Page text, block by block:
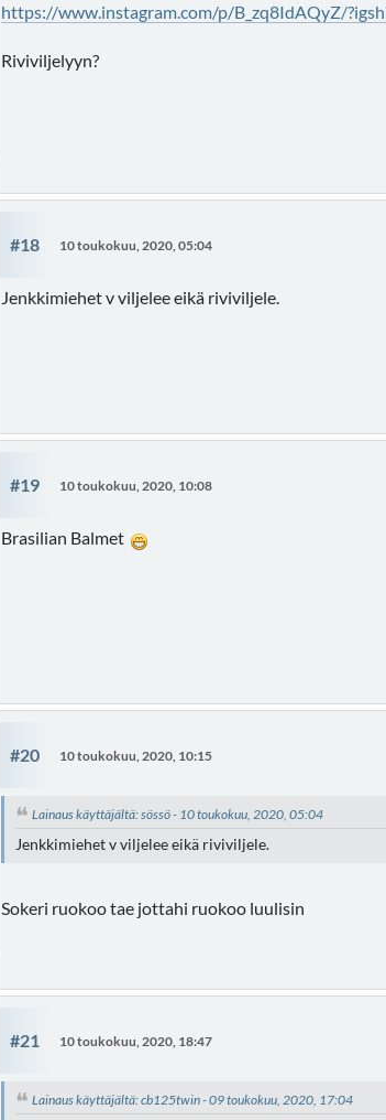
https://www.instagram.com/p/B_zq8IdAQyZ/
Riviviljelyyn?
#18 10 toukokuu, 2020, 05:04
Jenkkimiehet v viljelee eikä riviviljele.
#19 10 toukokuu, 2020, 10:08
Brasilian Balmet
#20 10 toukokuu, 2020, 10:15
Lainaus käyttäjältä: sössö - 10 toukokuu, 2020, 05:04
Jenkkimiehet v viljelee eikä riviviljele.
Sokeri ruokoo tae jottahi ruokoo luulisin
#21 10 toukokuu, 2020, 18:47
Lainaus käyttäjältä: cb125twin - 09 toukokuu, 2020, 17:04